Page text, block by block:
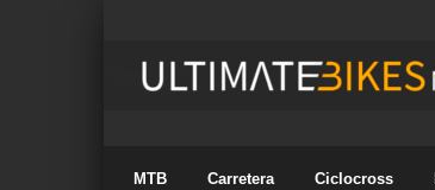
MTB Carretera Ciclocross